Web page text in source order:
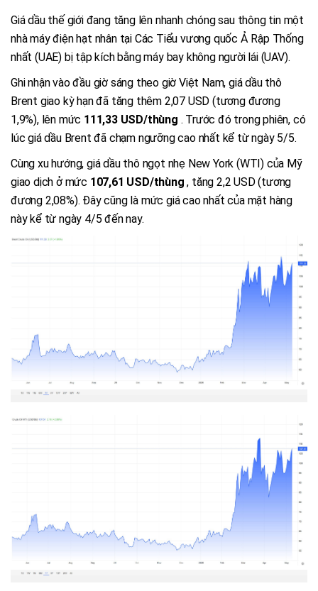
Giá dầu thế giới đang tăng lên nhanh chóng sau thông tin một
nhà máy điện hạt nhân tại Các Tiểu vương quốc Ả Rập Thống
nhất (UAE) bị tập kích bằng máy bay không người lái (UAV).
Ghi nhận vào đầu giờ sáng theo giờ Việt Nam, giá dầu thô
Brent giao kỳ hạn đã tăng thêm 2,07 USD (tương đương
1,9%), lên mức 111,33 USD/thùng . Trước đó trong phiên, có
lúc giá dầu Brent đã chạm ngưỡng cao nhất kể từ ngày 5/5.
Cùng xu hướng, giá dầu thô ngọt nhẹ New York (WTI) của Mỹ
giao dịch ở mức 107,61 USD/thùng, tăng 2,2 USD (tương
đương 2,08%). Đây cũng là mức giá cao nhất của mặt hàng
này kể từ ngày 4/5 đến nay.